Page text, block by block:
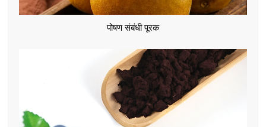
पोषण संबंधी पूरक